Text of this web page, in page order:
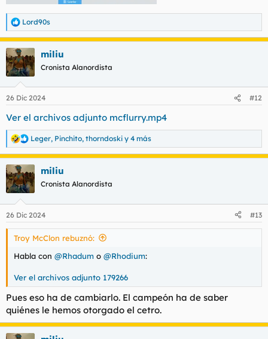
R
e
a
c
c
i
e
:
Lord90s
miliu
Cronista Alanordista
26 Dic 2024 #12
Ver el archivos adjunto mcflurry.mp4
R
e
a
c
c
i
e
s
Leger, Pinchito, thorndoski y 4 más
miliu
Cronista Alanordista
26 Dic 2024 #13
Troy McClon rebuznó:
Habla con @Rhadum o @Rhodium:
Ver el archivos adjunto 179266
Pues eso ha de cambiarlo. El campeón ha de saber
quiénes le hemos otorgado el cetro.